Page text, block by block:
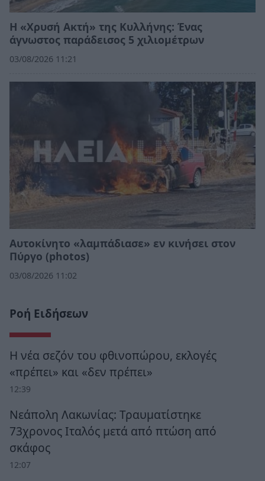
Η «Χρυσή Ακτή» της Κυλλήνης: Ένας
άγνωστος παράδεισος 5 χιλιομέτρων
03/08/2026 11:21
Αυτοκίνητο «λαμπάδιασε» εν κινήσει στον
Πύργο (photos)
03/08/2026 11:02
Ροή Ειδήσεων
Η νέα σεζόν του φθινοπώρου, εκλογές
«πρέπει» και «δεν πρέπει»
12:39
Νεάπολη Λακωνίας: Τραυματίστηκε
73χρονος Ιταλός μετά από πτώση από
σκάφος
12:07